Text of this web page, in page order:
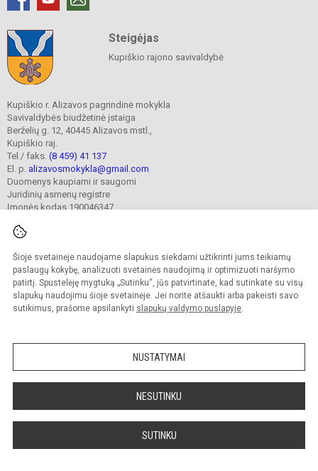
Šioje svetainėje naudojame slapukus siekdami užtikrinti jums teikiamų
paslaugų kokybę, analizuoti svetainės naudojimą ir optimizuoti naršymo
patirtį. Spustelėję mygtuką „Sutinku“, jūs patvirtinate, kad sutinkate su visų
slapukų naudojimu šioje svetainėje. Jei norite atšaukti arba pakeisti savo
sutikimus, prašome apsilankyti slapukų valdymo puslapyje.
NUSTATYMAI
NESUTINKU
SUTINKU
Steigėjas
Kupiškio rajono savivaldybė
Kupiškio r. Alizavos pagrindinė mokykla
Savivaldybės biudžetinė įstaiga
Berželių g. 12, 40445 Alizavos mstl.,
Kupiškio raj.
Tel./ faks. (8 459) 41 137
El. p. alizavosmokykla@gmail.com
Duomenys kaupiami ir saugomi
Juridinių asmenų registre
Įmonės kodas 190046347
© 2023. Kupiškio r. Alizavos pagrindinė mokykla. Visos teisės saugomos.
Kopijuoti turinį be raštiško įstaigos administracijos sutikimo griežtai draudžiama.
Prieinamumo paraiška Slapukų valdymas
Sumanus būdas atnaujinti